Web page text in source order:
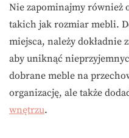
Nie zapominajmy również
takich jak rozmiar mebli.
miejsca, należy dokładnie
aby uniknąć
dobrane meble na
organizację, ale także
wnętrzu.